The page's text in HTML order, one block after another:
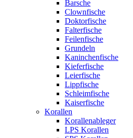
Barsche
Clownfische
Doktorfische
Falterfische
Feilenfische
Grundeln
Kaninchenfische
Kieferfische
Leierfische
Lippfische
Schleimfische
Kaiserfische
Korallen
Korallenableger
LPS Korallen